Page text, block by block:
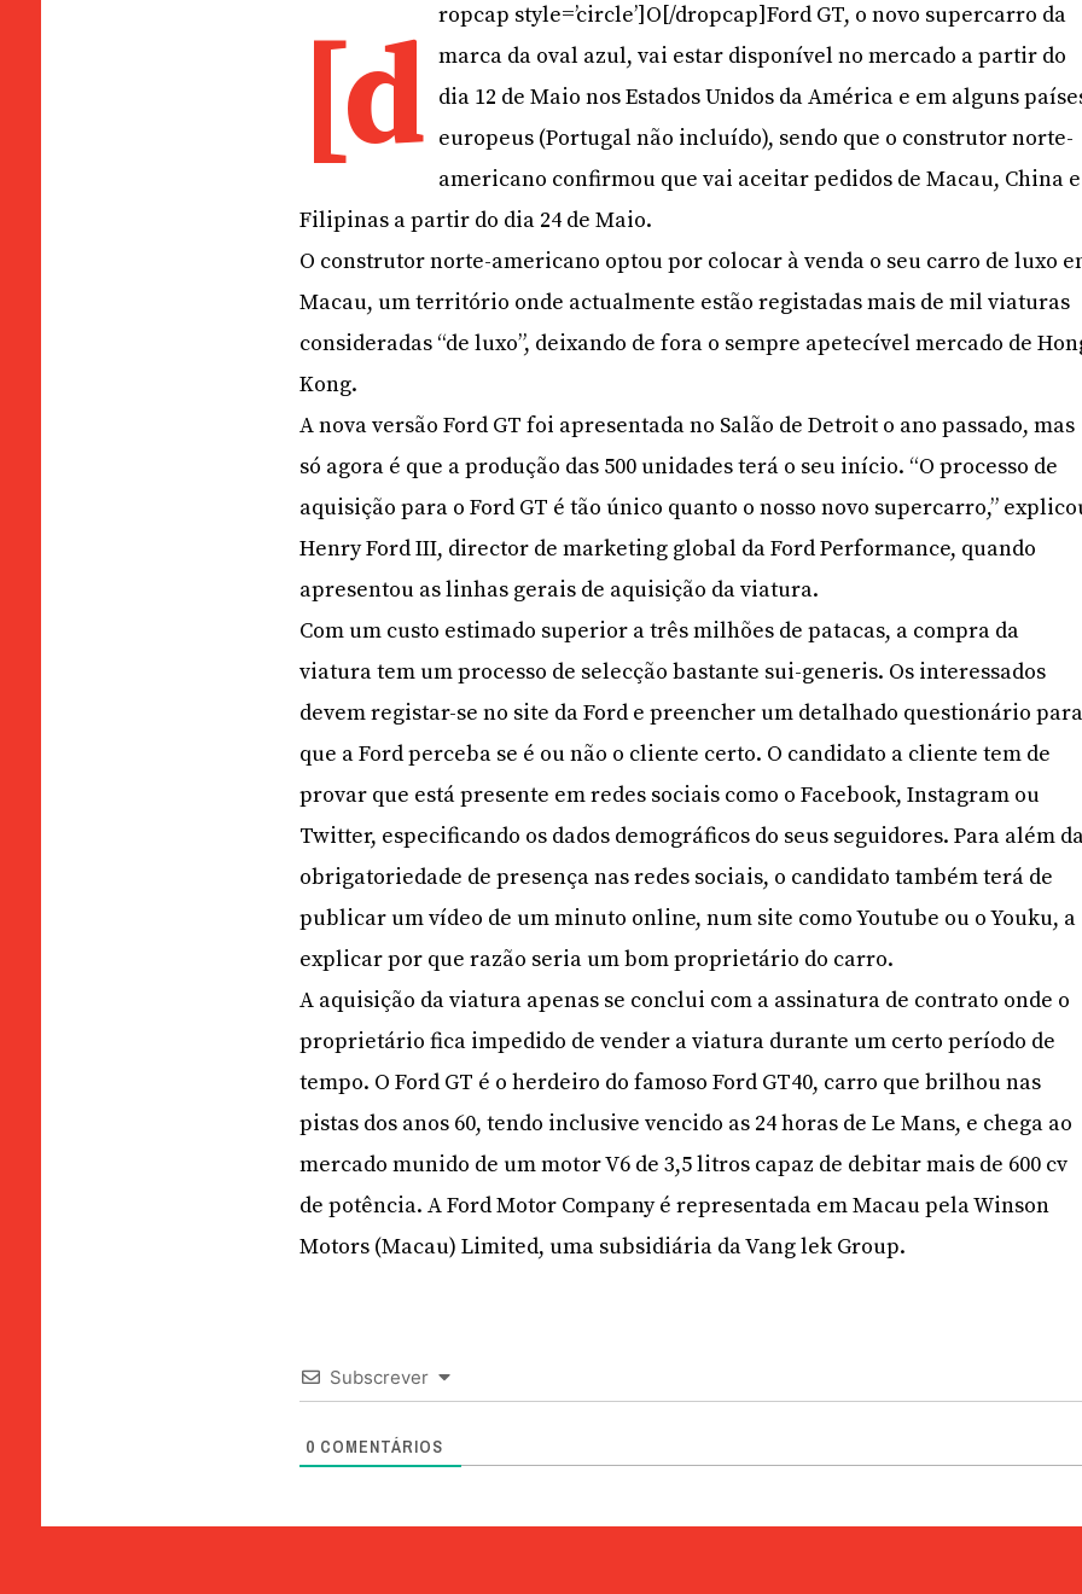
[d ropcap style=’circle’]O[/dropcap]Ford GT, o novo supercarro da
marca da oval azul, vai estar disponível no mercado a partir do
dia 12 de Maio nos Estados Unidos da América e em alguns
europeus (Portugal não incluído), sendo que o construtor norte-
americano confirmou que vai aceitar pedidos de Macau, China e
Filipinas a partir do dia 24 de Maio.
O construtor norte-americano optou por colocar à venda o seu carro de luxo
Macau, um território onde actualmente estão registadas mais de mil viaturas
consideradas “de luxo”, deixando de fora o sempre apetecível mercado de
Kong.
A nova versão Ford GT foi apresentada no Salão de Detroit o ano passado, mas
só agora é que a produção das 500 unidades terá o seu início. “O processo de
aquisição para o Ford GT é tão único quanto o nosso novo supercarro,”
Henry Ford III, director de marketing global da Ford Performance, quando
apresentou as linhas gerais de aquisição da viatura.
Com um custo estimado superior a três milhões de patacas, a compra da
viatura tem um processo de selecção bastante sui-generis. Os interessados
devem registar-se no site da Ford e preencher um detalhado questionário
que a Ford perceba se é ou não o cliente certo. O candidato a cliente tem de
provar que está presente em redes sociais como o Facebook, Instagram ou
Twitter, especificando os dados demográficos do seus seguidores. Para além
obrigatoriedade de presença nas redes sociais, o candidato também terá de
publicar um vídeo de um minuto online, num site como Youtube ou o Youku, a
explicar por que razão seria um bom proprietário do carro.
A aquisição da viatura apenas se conclui com a assinatura de contrato onde o
proprietário fica impedido de vender a viatura durante um certo período de
tempo. O Ford GT é o herdeiro do famoso Ford GT40, carro que brilhou nas
pistas dos anos 60, tendo inclusive vencido as 24 horas de Le Mans, e chega ao
mercado munido de um motor V6 de 3,5 litros capaz de debitar mais de 600 cv
de potência. A Ford Motor Company é representada em Macau pela Winson
Motors (Macau) Limited, uma subsidiária da Vang lek Group.
Subscrever
0 COMENTÁRIOS